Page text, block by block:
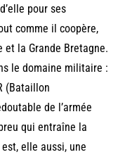
pour ses
comme il coopère,
et la Grande Bretagne.
le domaine militaire :
(Bataillon
de l’armée
qui entraîne la
elle aussi, une